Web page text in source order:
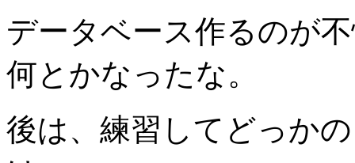
データベース作るのが
何とかなったな。
後は、練習してどっか